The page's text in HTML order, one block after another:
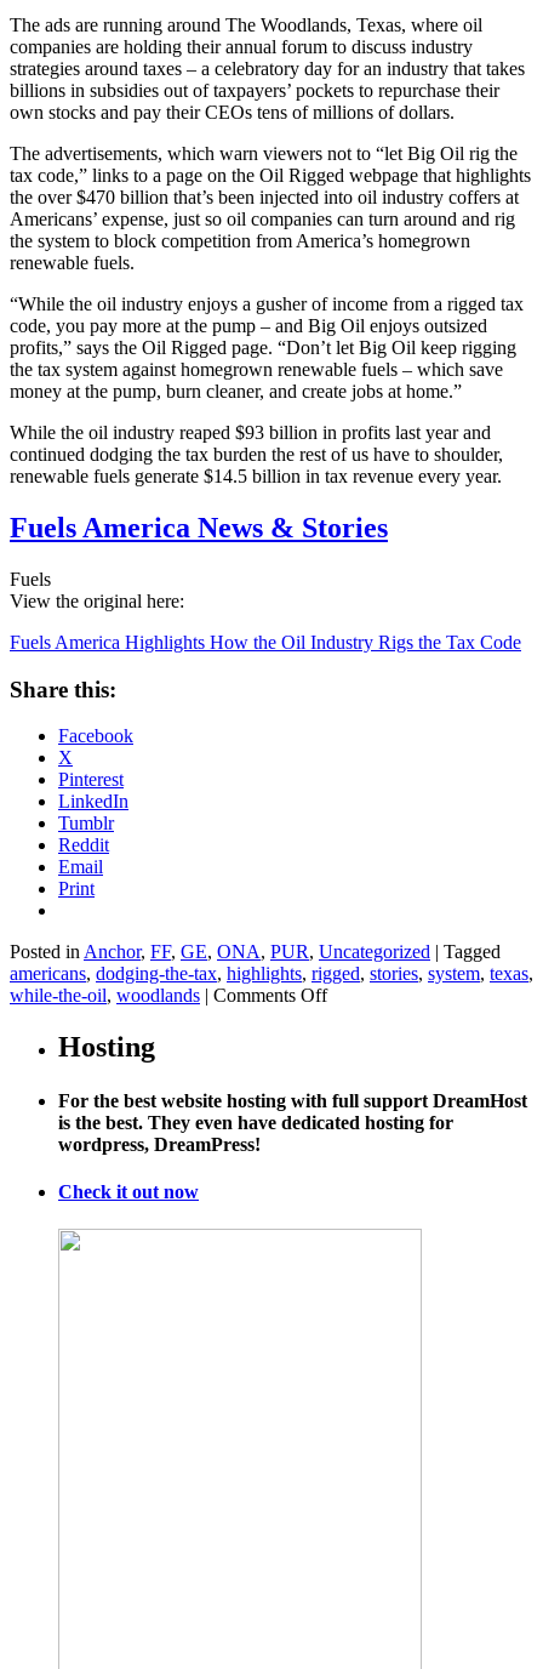
The ads are running around The Woodlands, Texas, where oil
companies are holding their annual forum to discuss industry
strategies around taxes – a celebratory day for an industry that takes
billions in subsidies out of taxpayers’ pockets to repurchase their
own stocks and pay their CEOs tens of millions of dollars.
The advertisements, which warn viewers not to “let Big Oil rig the
tax code,” links to a page on the Oil Rigged webpage that highlights
the over $470 billion that’s been injected into oil industry coffers at
Americans’ expense, just so oil companies can turn around and rig
the system to block competition from America’s homegrown
renewable fuels.
“While the oil industry enjoys a gusher of income from a rigged tax
code, you pay more at the pump – and Big Oil enjoys outsized
profits,” says the Oil Rigged page. “Don’t let Big Oil keep rigging
the tax system against homegrown renewable fuels – which save
money at the pump, burn cleaner, and create jobs at home.”
While the oil industry reaped $93 billion in profits last year and
continued dodging the tax burden the rest of us have to shoulder,
renewable fuels generate $14.5 billion in tax revenue every year.
Fuels America News & Stories
Fuels
View the original here:
Fuels America Highlights How the Oil Industry Rigs the Tax Code
Share this:
Facebook
X
Pinterest
LinkedIn
Tumblr
Reddit
Email
Print
Posted in Anchor, FF, GE, ONA, PUR, Uncategorized | Tagged
americans, dodging-the-tax, highlights, rigged, stories, system, texas,
while-the-oil, woodlands | Comments Offon
the
Oil
Code
Hosting
For the best website hosting with full support DreamHost
is the best. They even have dedicated hosting for
wordpress, DreamPress!
Check it out now